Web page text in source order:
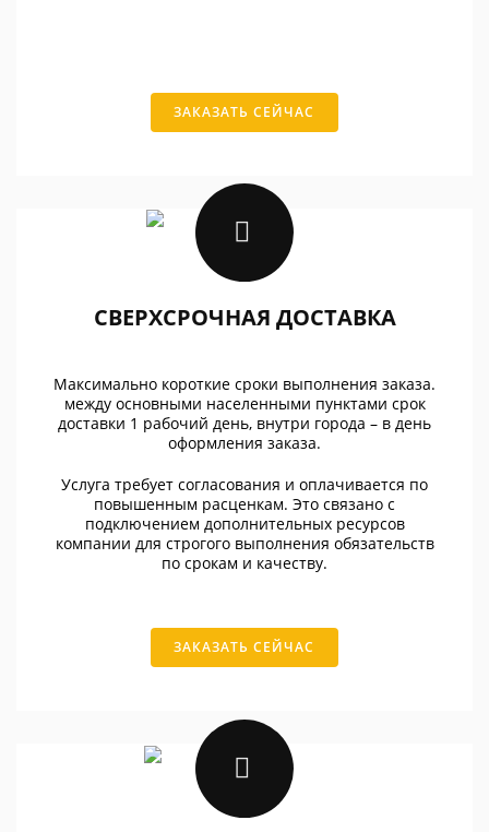
ЗАКАЗАТЬ СЕЙЧАС
СВЕРХСРОЧНАЯ ДОСТАВКА
Максимально короткие сроки выполнения заказа.
между основными населенными пунктами срок
доставки 1 рабочий день, внутри города – в день
оформления заказа.
Услуга требует согласования и оплачивается по
повышенным расценкам. Это связано с
подключением дополнительных ресурсов
компании для строгого выполнения обязательств
по срокам и качеству.
ЗАКАЗАТЬ СЕЙЧАС